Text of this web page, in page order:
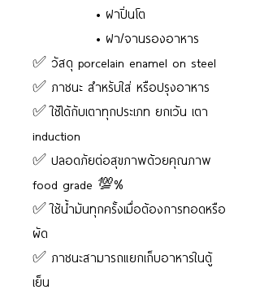
• ฝาปิ่นโต
• ฝา/จานรองอาหาร
✅ วัสดุ porcelain enamel on steel
✅ ภาชนะ สำหรับใส่ หรือปรุงอาหาร
✅ ใช้ได้กับเตาทุกประเภท ยกเว้น เตา
induction
✅ ปลอดภัยต่อสุขภาพด้วยคุณภาพ
food grade 💯%
✅ ใช้น้ำมันทุกครั้งเมื่อต้องการทอดหรือ
ผัด
✅ ภาชนะสามารถแยกเก็บอาหารในตู้
เย็น